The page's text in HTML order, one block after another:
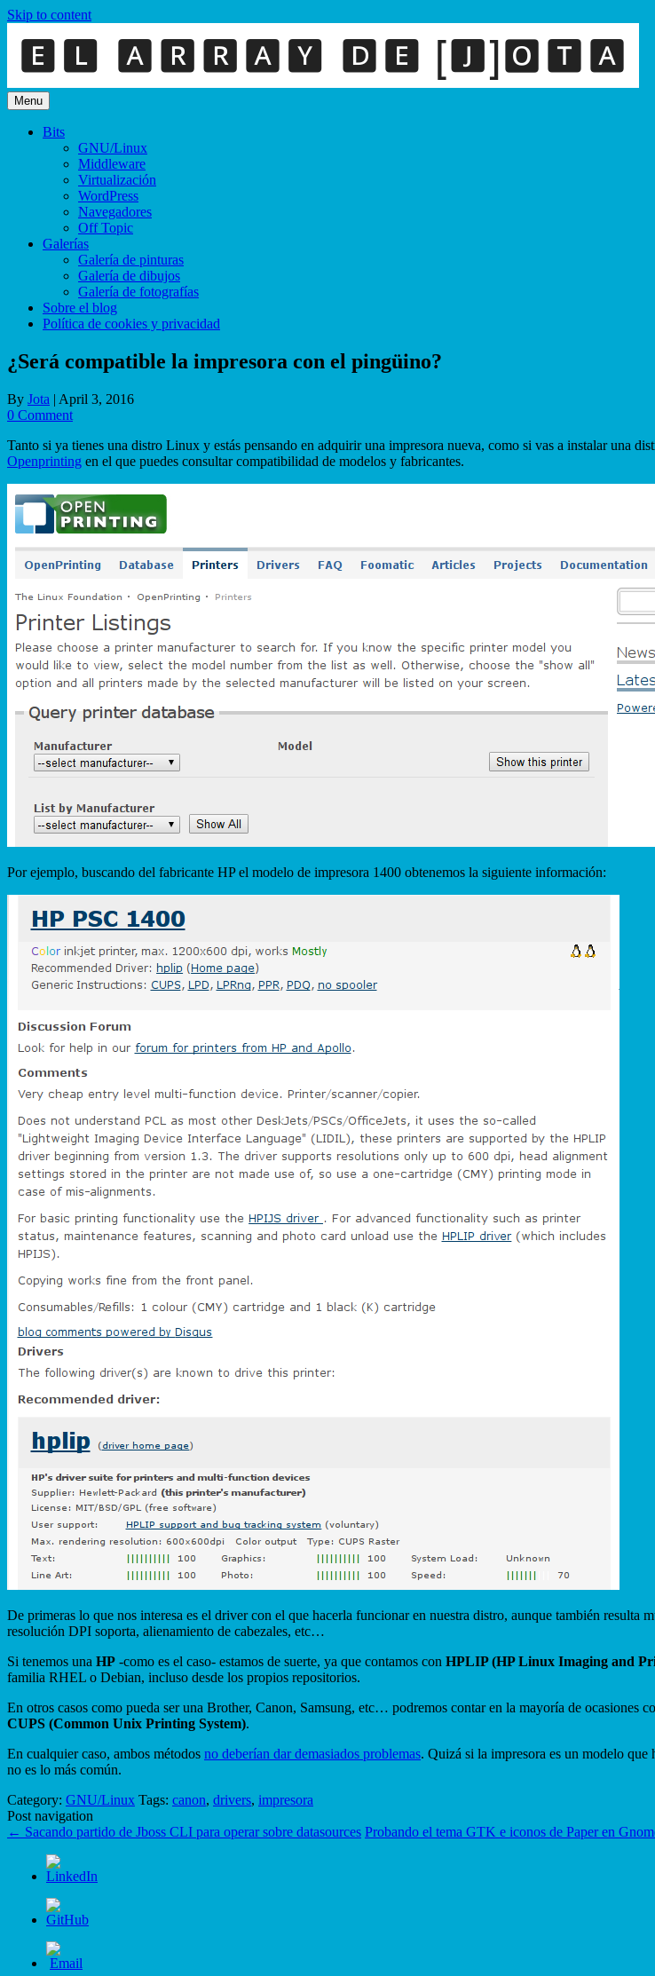
Skip to content
Menu
Bits
GNU/Linux
Middleware
Virtualización
WordPress
Navegadores
Off Topic
Galerías
Galería de pinturas
Galería de dibujos
Galería de fotografías
Sobre el blog
Política de cookies y privacidad
¿Será compatible la impresora con el pingüino?
By Jota | April 3, 2016
0 Comment
Tanto si ya tienes una distro Linux y estás pensando en adquirir una impresora nueva, como si vas a instalar una
Openprinting en el que puedes consultar compatibilidad de modelos y fabricantes.
Por ejemplo, buscando del fabricante HP el modelo de impresora 1400 obtenemos la siguiente información:
De primeras lo que nos interesa es el driver con el que hacerla funcionar en nuestra distro, aunque también
resolución DPI soporta, alienamiento de cabezales, etc…
Si tenemos una HP -como es el caso- estamos de suerte, ya que contamos con HPLIP (HP Linux Imaging and
familia RHEL o Debian, incluso desde los propios repositorios.
En otros casos como pueda ser una Brother, Canon, Samsung, etc… podremos contar en la mayoría de ocasiones
CUPS (Common Unix Printing System).
En cualquier caso, ambos métodos no deberían dar demasiados problemas. Quizá si la impresora es un modelo que
no es lo más común.
Category: GNU/Linux Tags: canon, drivers, impresora
Post navigation
← Sacando partido de Jboss CLI para operar sobre datasources Probando el tema GTK e iconos de Paper en